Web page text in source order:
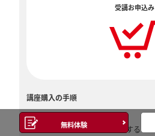
受講お申込み
講座購入の手順
1.講座をカートに入れる
2.必要な情報・決済方法を選択する
無料体験